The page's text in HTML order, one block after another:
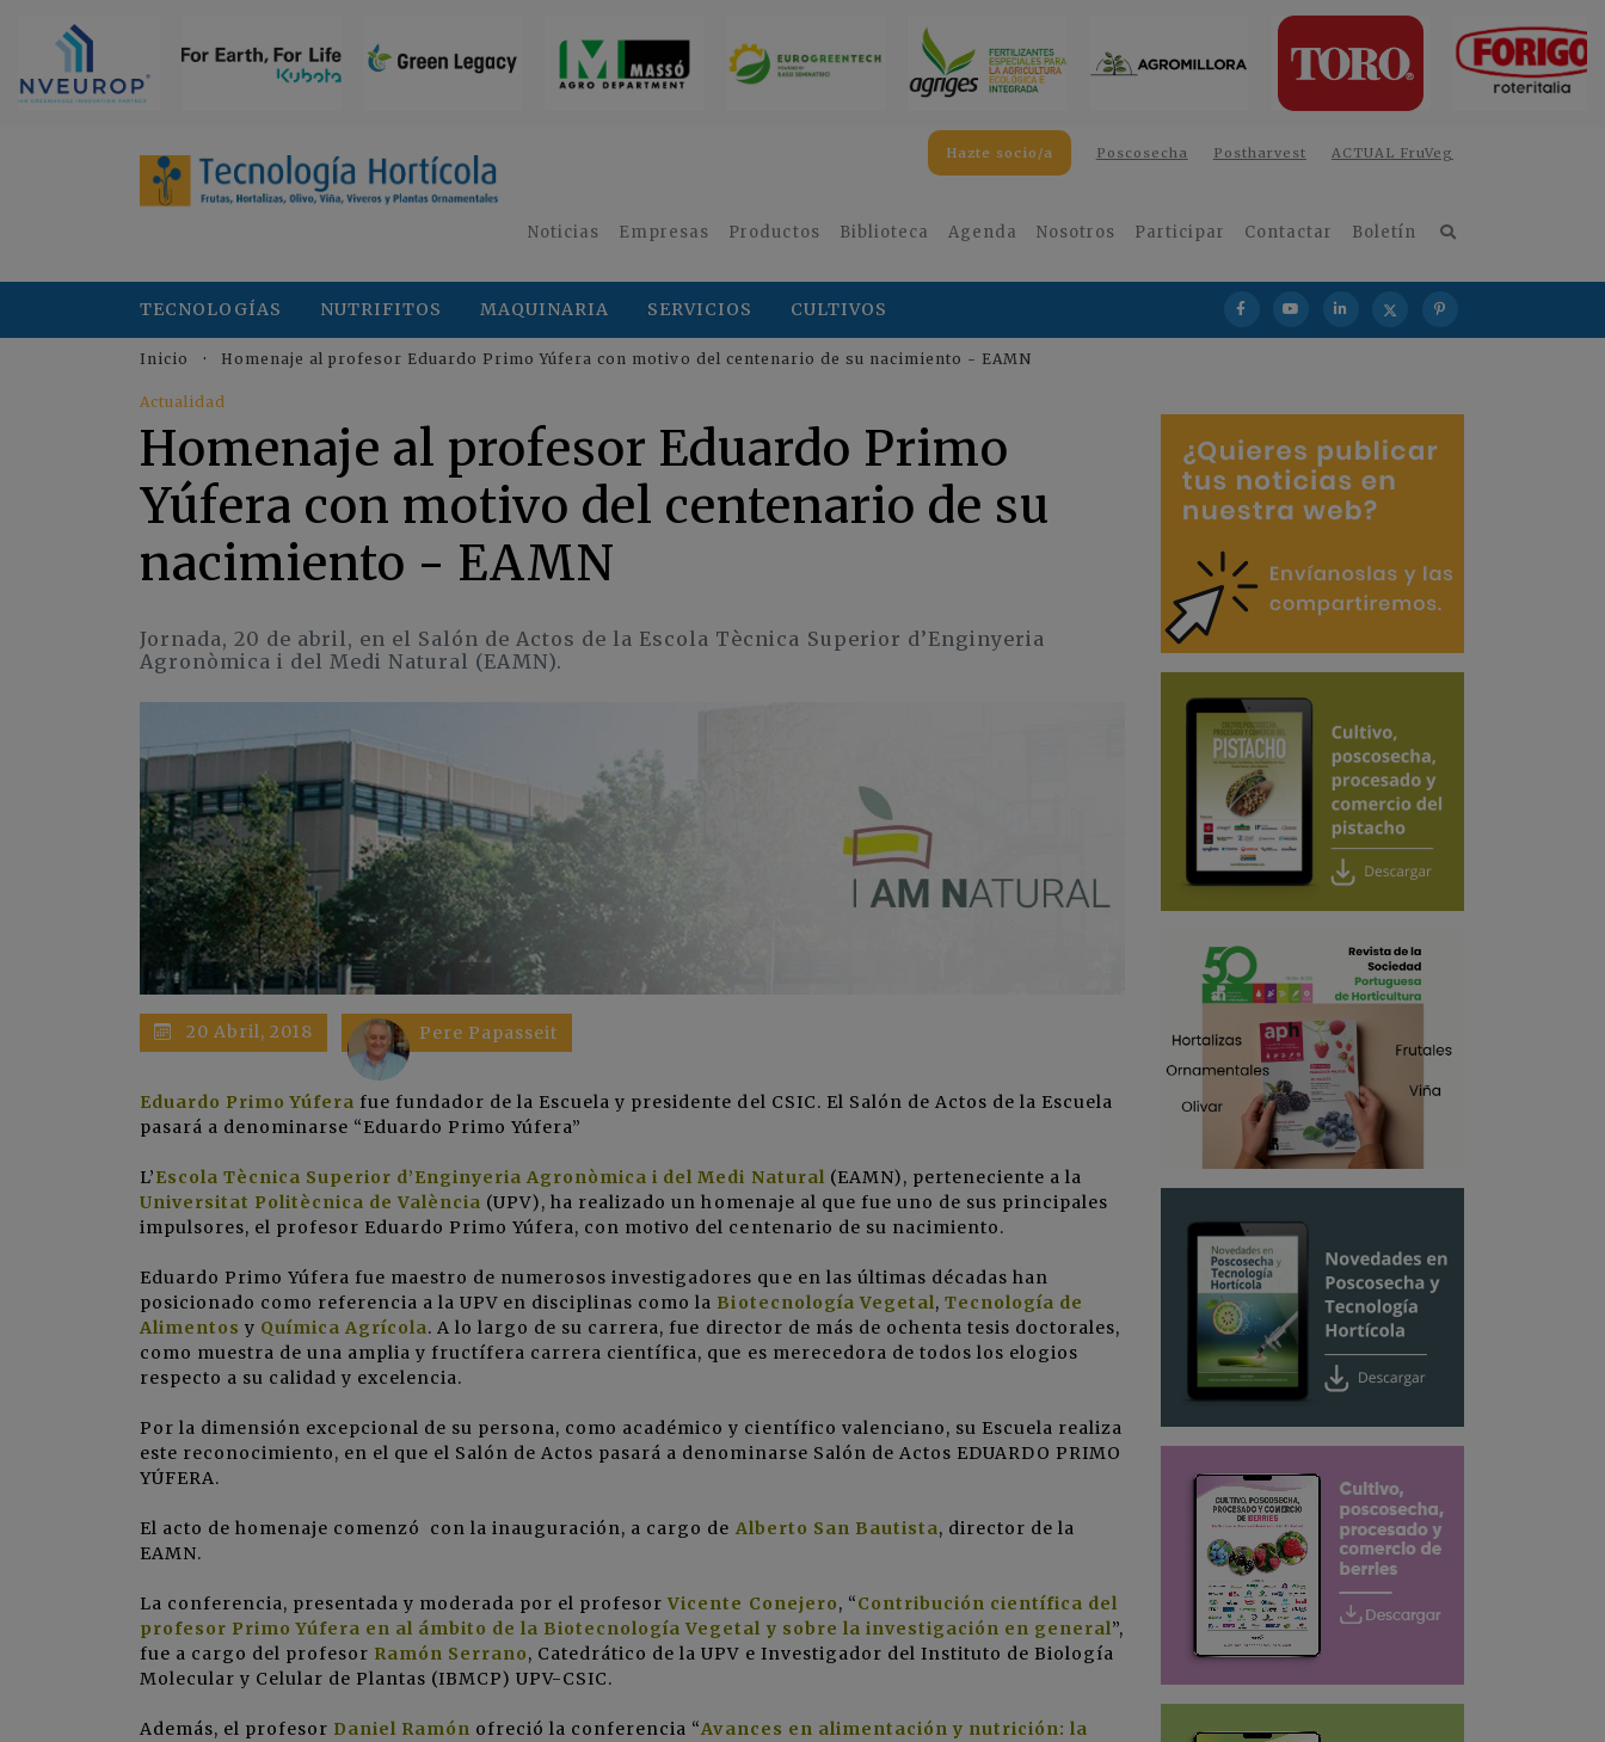
Hazte socio/a Poscosecha Postharvest ACTUAL FruVeg
Noticias Empresas Productos Biblioteca Agenda Nosotros Participar Contactar Boletín
TECNOLOGÍAS NUTRIFITOS MAQUINARIA SERVICIOS CULTIVOS
Inicio Homenaje al profesor Eduardo Primo Yúfera con motivo del centenario de su nacimiento - EAMN
Actualidad
Homenaje al profesor Eduardo Primo
Yúfera con motivo del centenario de su
nacimiento - EAMN
Jornada, 20 de abril, en el Salón de Actos de la Escola Tècnica Superior d’Enginyeria
Agronòmica i del Medi Natural (EAMN).
20 Abril, 2018 Pere Papasseit
Eduardo Primo Yúfera fue fundador de la Escuela y presidente del CSIC. El Salón de Actos de la Escuela
pasará a denominarse “Eduardo Primo Yúfera”
L’Escola Tècnica Superior d’Enginyeria Agronòmica i del Medi Natural (EAMN), perteneciente a la
Universitat Politècnica de València (UPV), ha realizado un homenaje al que fue uno de sus principales
impulsores, el profesor Eduardo Primo Yúfera, con motivo del centenario de su nacimiento.
Eduardo Primo Yúfera fue maestro de numerosos investigadores que en las últimas décadas han
posicionado como referencia a la UPV en disciplinas como la Biotecnología Vegetal, Tecnología de
Alimentos y Química Agrícola. A lo largo de su carrera, fue director de más de ochenta tesis doctorales,
como muestra de una amplia y fructífera carrera científica, que es merecedora de todos los elogios
respecto a su calidad y excelencia.
Por la dimensión excepcional de su persona, como académico y científico valenciano, su Escuela realiza
este reconocimiento, en el que el Salón de Actos pasará a denominarse Salón de Actos EDUARDO PRIMO
YÚFERA.
El acto de homenaje comenzó con la inauguración, a cargo de Alberto San Bautista, director de la
EAMN.
La conferencia, presentada y moderada por el profesorVicente Conejero, “Contribución científica del
profesor Primo Yúfera en al ámbito de la Biotecnología Vegetal y sobre la investigación en general”,
fue a cargo del profesor Ramón Serrano, Catedrático de la UPV e Investigador del Instituto de Biología
Molecular y Celular de Plantas (IBMCP) UPV-CSIC.
Además, el profesor Daniel Ramón ofreció la conferencia “Avances en alimentación y nutrición: la